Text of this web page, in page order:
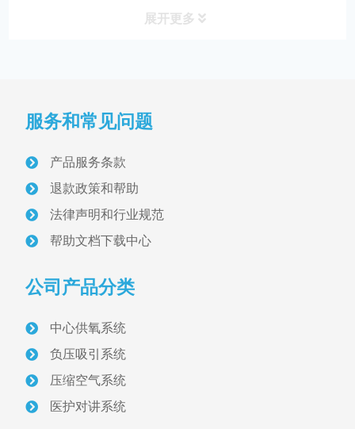
展开更多
病房设备带与终端
医用气体终端
气体维修阀
配电与照明
医护对讲设备
信息化呼叫对讲
智能型呼叫对讲
服务和常见问题
产品服务条款
退款政策和帮助
法律声明和行业规范
帮助文档下载中心
公司产品分类
中心供氧系统
负压吸引系统
压缩空气系统
医护对讲系统